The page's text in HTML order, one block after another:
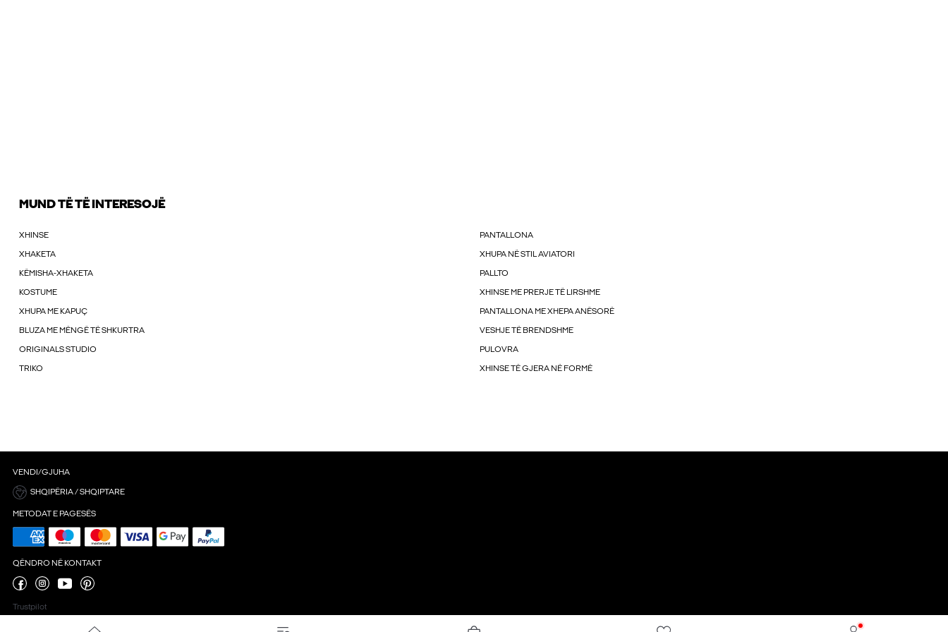
MUND TË TË INTERESOJË
XHINSE PANTALLONA
XHAKETA XHUPA NË STIL AVIATORI
KËMISHA-XHAKETA PALLTO
KOSTUME XHINSE ME PRERJE TË LIRSHME
XHUPA ME KAPUÇ PANTALLONA ME XHEPA ANËSORË
BLUZA ME MËNGË TË SHKURTRA VESHJE TË BRENDSHME
ORIGINALS STUDIO PULOVRA
TRIKO XHINSE TË GJERA NË FORMË
VENDI/GJUHA
SHQIPËRIA / SHQIPTARE
METODAT E PAGESËS
QËNDRO NË KONTAKT
Trustpilot